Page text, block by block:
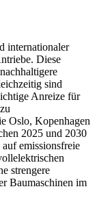
internationaler
Diese
sind
Anreize für
Oslo, Kopenhagen
2025 und 2030
emissionsfreie
strengere
Baumaschinen im